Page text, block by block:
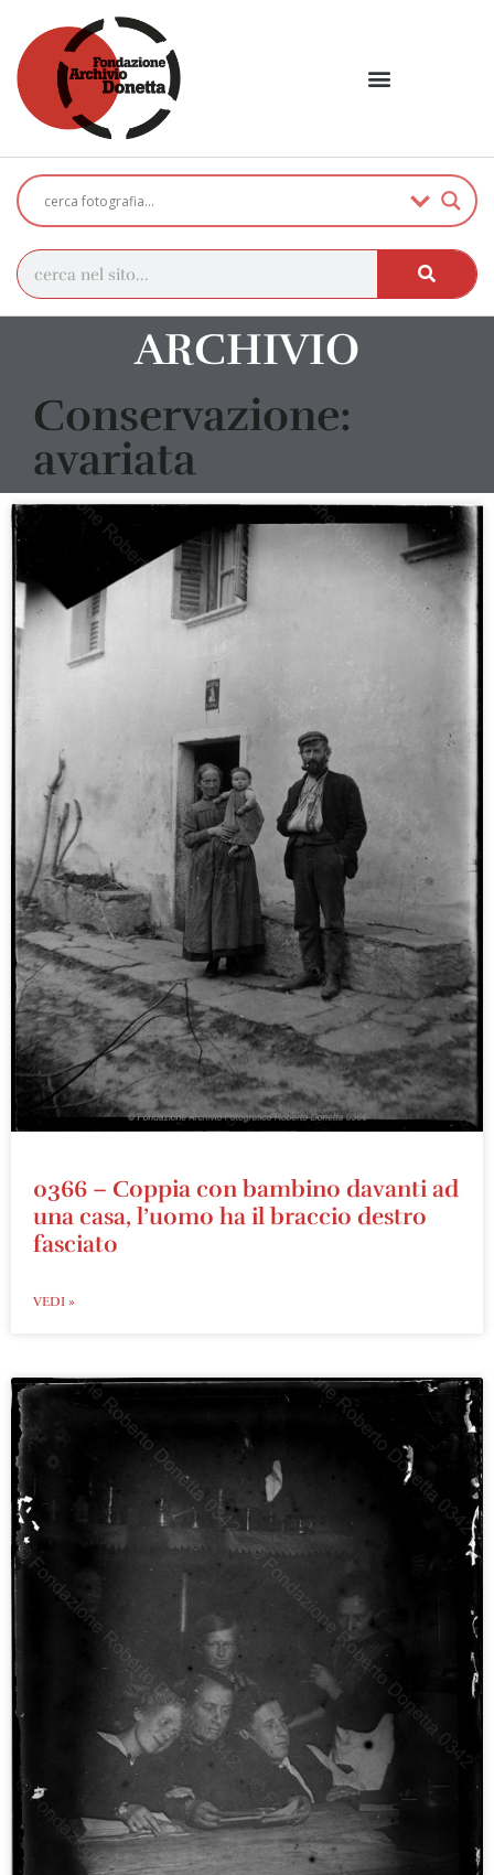
ARCHIVIO
Conservazione:
avariata
0366 – Coppia con bambino davanti ad
una casa, l’uomo ha il braccio destro
fasciato
VEDI »